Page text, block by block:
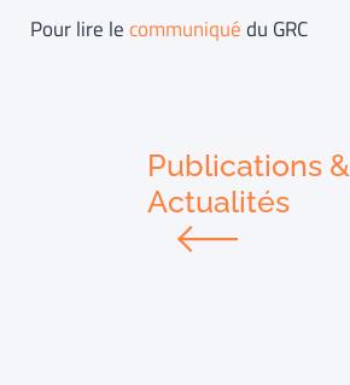
Pour lire lecommuniquédu GRC
Publications &
Actualités